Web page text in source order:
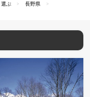
ぶ
長野県